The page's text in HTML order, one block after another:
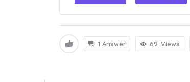
1 Answer 69 Views